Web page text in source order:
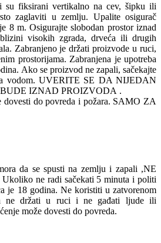
su fiksirani vertikalno na cev, šipku ili
zaglaviti u zemlju. Upalite osigurač
8 m. Osigurajte slobodan prostor iznad
visokih zgrada, drveća ili drugih
Zabranjeno je držati proizvode u ruci,
prostorijama. Zabranjena je upotreba
Ako se proizvod ne zapali, sačekajte
vodom. UVERITE SE DA NIJEDAN
IZNAD PROIZVODA .
dovesti do povreda i požara. SAMO ZA
da se spusti na zemlju i zapali ,NE
ne radi sačekati 5 minuta i politi
je 18 godina. Ne koristiti u zatvorenom
ne držati u ruci i ne gađati ljude ili
može dovesti do povreda.